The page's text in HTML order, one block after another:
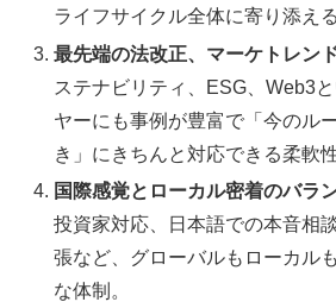
ライフサイクル全体に寄り添える
最先端の法改正、マーケトレン
ステナビリティ、ESG、Web3
ヤーにも事例が豊富で「今のル
き」にきちんと対応できる柔軟
国際感覚とローカル密着のバラ
投資家対応、日本語での本音相
張など、グローバルもローカル
な体制。